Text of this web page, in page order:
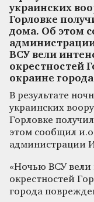
украинских
Горловке
дома. Об этом
ВСУ вели
окрестностей
окраине
В результате
украинских
Горловке
этом сообщил
администрации
«Ночью ВСУ вели
окрестностей
города